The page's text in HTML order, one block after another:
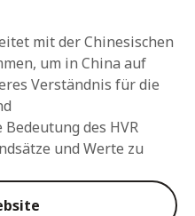
mit der Chinesischen
um in China auf
Verständnis für die
des HVR
und Werte zu